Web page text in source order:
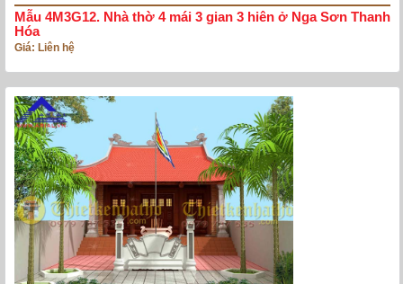
Mẫu 4M3G12. Nhà thờ 4 mái 3 gian 3 hiên ở Nga Sơn Thanh
Hóa
Giá: Liên hệ